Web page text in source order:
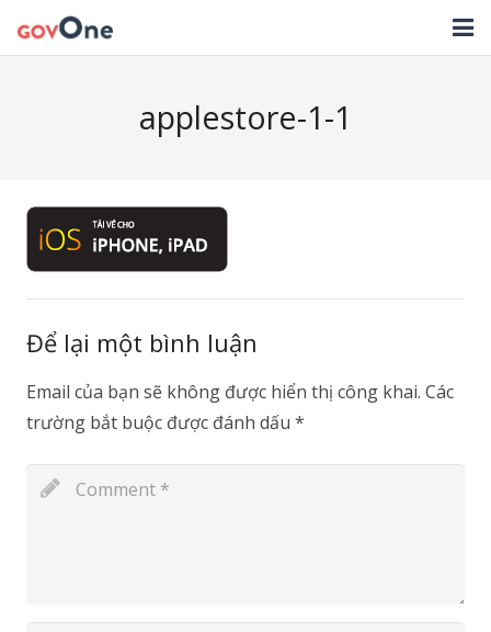
HỖ TRỢ
LIÊN HỆ
NHẬT KÝ CẬP NHẬT PHẦN MỀM
applestore-1-1
Để lại một bình luận
Email của bạn sẽ không được hiển thị công khai. Các
trường bắt buộc được đánh dấu *